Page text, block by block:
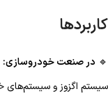
کاربردها
🔹 در صنعت خودروسازی:
سیستم اگزوز و سیستم‌های